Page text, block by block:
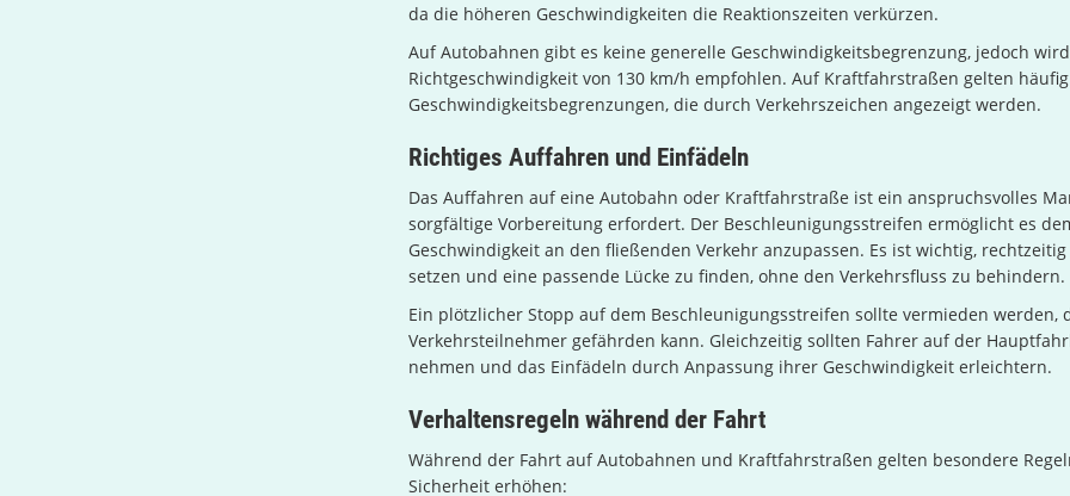
da die höheren Geschwindigkeiten die Reaktionszeiten verkürzen.
Auf Autobahnen gibt es keine generelle Geschwindigkeitsbegrenzung, jedoch
Richtgeschwindigkeit von 130 km/h empfohlen. Auf Kraftfahrstraßen gelten
Geschwindigkeitsbegrenzungen, die durch Verkehrszeichen angezeigt werden.
Richtiges Auffahren und Einfädeln
Das Auffahren auf eine Autobahn oder Kraftfahrstraße ist ein anspruchsvolles
sorgfältige Vorbereitung erfordert. Der Beschleunigungsstreifen ermöglicht es
Geschwindigkeit an den fließenden Verkehr anzupassen. Es ist wichtig,
setzen und eine passende Lücke zu finden, ohne den Verkehrsfluss zu behindern.
Ein plötzlicher Stopp auf dem Beschleunigungsstreifen sollte vermieden werden,
Verkehrsteilnehmer gefährden kann. Gleichzeitig sollten Fahrer auf der
nehmen und das Einfädeln durch Anpassung ihrer Geschwindigkeit erleichtern.
Verhaltensregeln während der Fahrt
Während der Fahrt auf Autobahnen und Kraftfahrstraßen gelten besondere
Sicherheit erhöhen: